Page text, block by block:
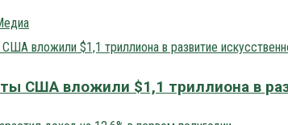
США вложили $1,1 триллиона в